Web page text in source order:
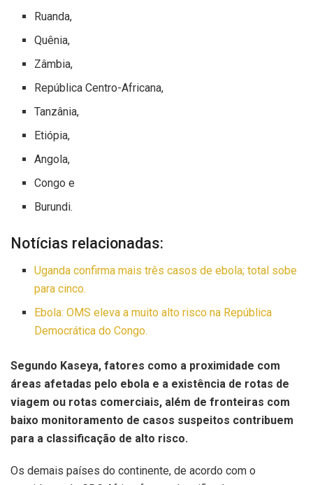
Ruanda,
Quênia,
Zâmbia,
República Centro-Africana,
Tanzânia,
Etiópia,
Angola,
Congo e
Burundi.
Notícias relacionadas:
Uganda confirma mais três casos de ebola; total sobe
para cinco.
Ebola: OMS eleva a muito alto risco na República
Democrática do Congo.
Segundo Kaseya, fatores como a proximidade com
áreas afetadas pelo ebola e a existência de rotas de
viagem ou rotas comerciais, além de fronteiras com
baixo monitoramento de casos suspeitos contribuem
para a classificação de alto risco.
Os demais países do continente, de acordo com o